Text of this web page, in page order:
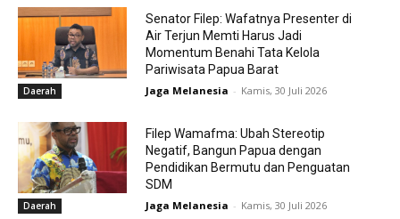
Daerah
Senator Filep: Wafatnya Presenter di
Air Terjun Memti Harus Jadi
Momentum Benahi Tata Kelola
Pariwisata Papua Barat
Jaga Melanesia - Kamis, 30 Juli 2026
Daerah
Filep Wamafma: Ubah Stereotip
Negatif, Bangun Papua dengan
Pendidikan Bermutu dan Penguatan
SDM
Jaga Melanesia - Kamis, 30 Juli 2026